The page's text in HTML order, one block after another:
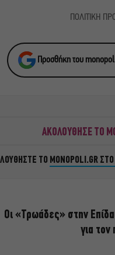
ΠΟΛΙΤΙΚΗ
Προσθήκη του
ΑΚΟΛΟΥΘΗΣΕ ΤΟ
ΤΟ MONOPOLI.GR
Οι «Τρωάδες» στην
για τον